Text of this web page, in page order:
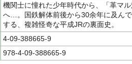
機関士に憧れた少年時代から、「革マ
へ…。国鉄解体前後から30余年に及ん
する、複雑怪奇な平成JRの裏面史。
4-09-388665-9
978-4-09-388665-9